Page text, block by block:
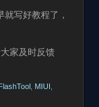
写好教程了，
家及时反馈
, MIUI